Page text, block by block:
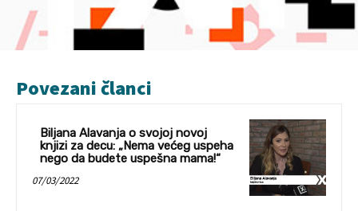
Povezani članci
Biljana Alavanja o svojoj novoj
knjizi za decu: „Nema većeg uspeha
nego da budete uspešna mama!“
07/03/2022